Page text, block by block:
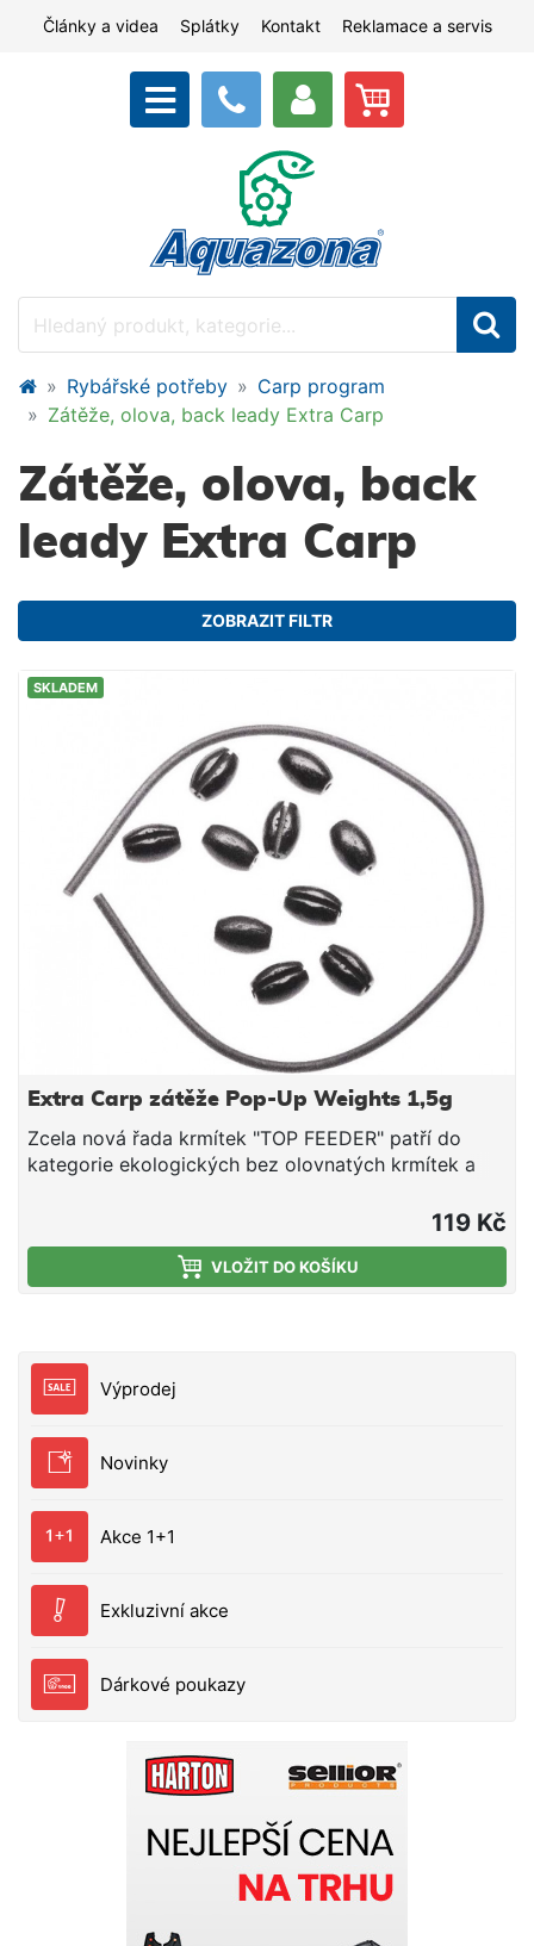
Články a videa Splátky Kontakt Reklamace a servis
Výprodej
Novinky
Akce 1+1
Exkluzivní akce
Dárkové poukazy
Rybářské potřeby
Carp program
Zátěže, olova, back leady Extra Carp
Zátěže, olova, back
leady Extra Carp
ZOBRAZIT FILTR
SKLADEM
Extra Carp zátěže Pop-Up Weights 1,5g
Zcela nová řada krmítek "TOP FEEDER" patří do
kategorie ekologických bez olovnatých krmítek a
feeder rybolovu. Specifický tvar krmítka tzv. tunel je
ideální pro dostačující naplnění objemu košíku s
maximálním využitím prostoru, které krmítko nabízí.
V nabídce jsou varianty s odjímatelným dnem nebo
lokalitě. Krmítka se dnem Vám umožnují pomalejší
vypadávání krmení a živých nástrach na rychle
transparentní hnědé barvy krmítko dokonale splyne
s písčitým nebo bahnitým dnem.
119 Kč
VLOŽIT DO KOŠÍKU